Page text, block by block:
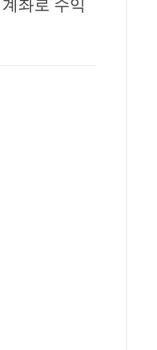
좌로 수익